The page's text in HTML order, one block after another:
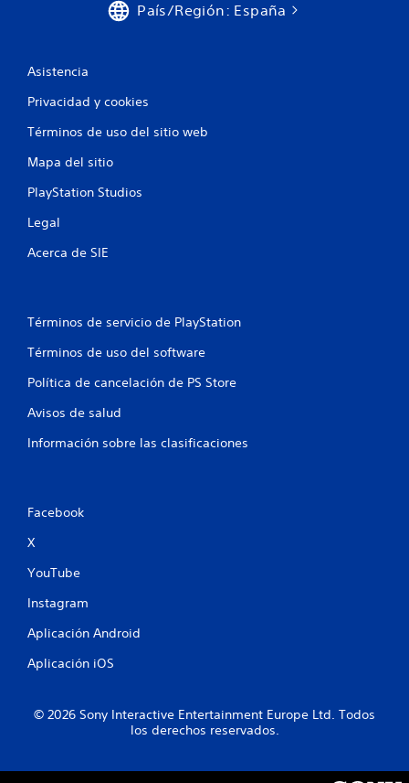
País/Región: España
Asistencia
Privacidad y cookies
Términos de uso del sitio web
Mapa del sitio
PlayStation Studios
Legal
Acerca de SIE
Términos de servicio de PlayStation
Términos de uso del software
Política de cancelación de PS Store
Avisos de salud
Información sobre las clasificaciones
Facebook
X
YouTube
Instagram
Aplicación Android
Aplicación iOS
© 2026 Sony Interactive Entertainment Europe Ltd. Todos
los derechos reservados.